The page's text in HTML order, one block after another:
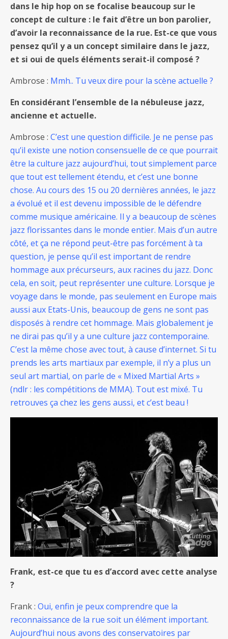
dans le hip hop on se focalise beaucoup sur le
concept de culture : le fait d’être un bon parolier,
d’avoir la reconnaissance de la rue. Est-ce que vous
pensez qu’il y a un concept similaire dans le jazz,
et si oui de quels éléments serait-il composé ?
Ambrose : Mmh.. Tu veux dire pour la scène actuelle ?
En considérant l’ensemble de la nébuleuse jazz,
ancienne et actuelle.
Ambrose : C’est une question difficile. Je ne pense pas
qu’il existe une notion consensuelle de ce que pourrait
être la culture jazz aujourd’hui, tout simplement parce
que tout est tellement étendu, et c’est une bonne
chose. Au cours des 15 ou 20 dernières années, le jazz
a évolué et il est devenu impossible de le défendre
comme musique américaine. Il y a beaucoup de scènes
jazz florissantes dans le monde entier. Mais d’un autre
côté, et ça ne répond peut-être pas forcément à ta
question, je pense qu’il est important de rendre
hommage aux précurseurs, aux racines du jazz. Donc
cela, en soit, peut représenter une culture. Lorsque je
voyage dans le monde, pas seulement en Europe mais
aussi aux Etats-Unis, beaucoup de gens ne sont pas
disposés à rendre cet hommage. Mais globalement je
ne dirai pas qu’il y a une culture jazz contemporaine.
C’est la même chose avec tout, à cause d’internet. Si tu
prends les arts martiaux par exemple, il n’y a plus un
seul art martial, on parle de « Mixed Martial Arts »
(ndlr : les compétitions de MMA). Tout est mixé. Tu
retrouves ça chez les gens aussi, et c’est beau !
Frank, est-ce que tu es d’accord avec cette analyse
?
Frank : Oui, enfin je peux comprendre que la
reconnaissance de la rue soit un élément important.
Aujourd’hui nous avons des conservatoires par